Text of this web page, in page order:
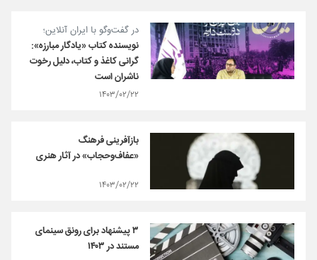
در گفت‌وگو با ایران آنلاین؛
نویسنده کتاب «یادگار مبارزه»:
گرانی کاغذ و کتاب، دلیل رخوت
ناشران است
۱۴۰۳/۰۲/۲۲
بازآفرینی فرهنگ
«عفاف‌وحجاب» در آثار هنری
۱۴۰۳/۰۲/۲۲
۳ پیشنهاد برای رونق سینمای
مستند در ۱۴۰۳